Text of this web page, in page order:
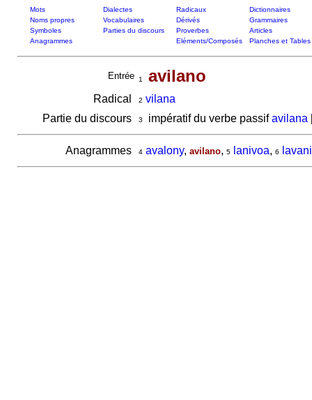
Mots Dialectes Radicaux
Dictionnaires
Noms propres
Vocabulaires Dérivés
Grammaires
Symboles
Parties du discours Proverbes
Articles
Anagrammes
Eléments/Composés Planches et Tables
Entrée 1 avilano
Radical 2 vilana
Partie du discours
3 impératif du verbe passifavilana
Anagrammes 4 avalony, avilano, 5 lanivoa, 6